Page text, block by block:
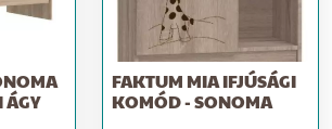
ÁGY
FAKTUM MIA IFJÚSÁGI
KOMÓD - SONOMA